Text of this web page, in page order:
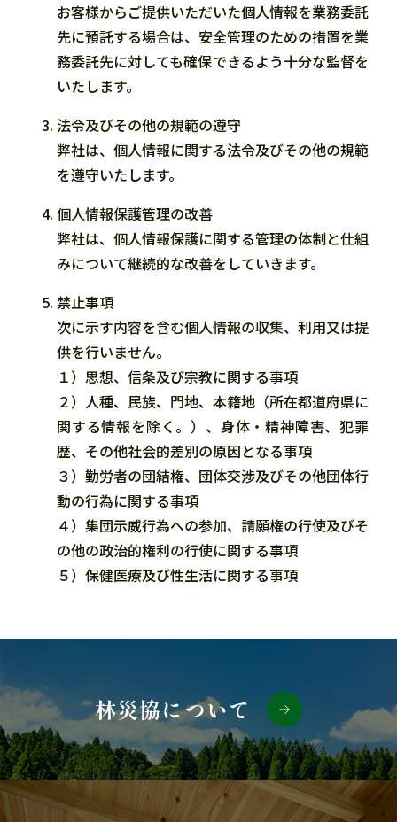
お客様からご提供いただいた個人情報を業務委託
先に預託する場合は、安全管理のための措置を業
務委託先に対しても確保できるよう十分な監督を
いたします。
法令及びその他の規範の遵守
弊社は、個人情報に関する法令及びその他の規範
を遵守いたします。
個人情報保護管理の改善
弊社は、個人情報保護に関する管理の体制と仕組
みについて継続的な改善をしていきます。
禁止事項
次に示す内容を含む個人情報の収集、利用又は提
供を行いません。
１）思想、信条及び宗教に関する事項
２）人種、民族、門地、本籍地（所在都道府県に
関する情報を除く。）、身体・精神障害、犯罪
歴、その他社会的差別の原因となる事項
３）勤労者の団結権、団体交渉及びその他団体行
動の行為に関する事項
４）集団示威行為への参加、請願権の行使及びそ
の他の政治的権利の行使に関する事項
５）保健医療及び性生活に関する事項
林災協について